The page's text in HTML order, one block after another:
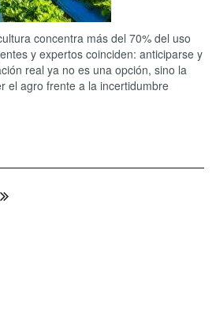
concentra más del 70% del uso
y expertos coinciden: anticiparse y
real ya no es una opción, sino la
el agro frente a la incertidumbre